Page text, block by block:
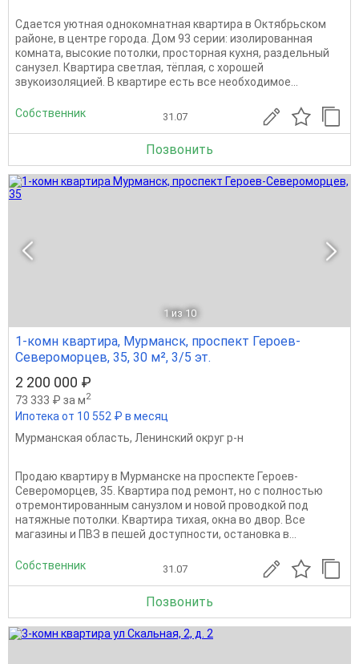
Сдается уютная однокомнатная квартира в Октябрьском
районе, в центре города. Дом 93 серии: изолированная
комната, высокие потолки, просторная кухня, раздельный
санузел. Квартира светлая, тёплая, с хорошей
звукоизоляцией. В квартире есть все необходимое...
Собственник 31.07
Позвонить
1 из 10
1-комн квартира, Мурманск, проспект Героев-
Североморцев, 35, 30 м², 3/5 эт.
2 200 000 ₽
73 333 ₽ за м2
Ипотека от 10 552 ₽ в месяц
Мурманская область, Ленинский округ р-н
Продаю квартиру в Мурманске на проспекте Героев-
Североморцев, 35. Квартира под ремонт, но с полностью
отремонтированным санузлом и новой проводкой под
натяжные потолки. Квартира тихая, окна во двор. Все
магазины и ПВЗ в пешей доступности, остановка в...
Собственник 31.07
Позвонить